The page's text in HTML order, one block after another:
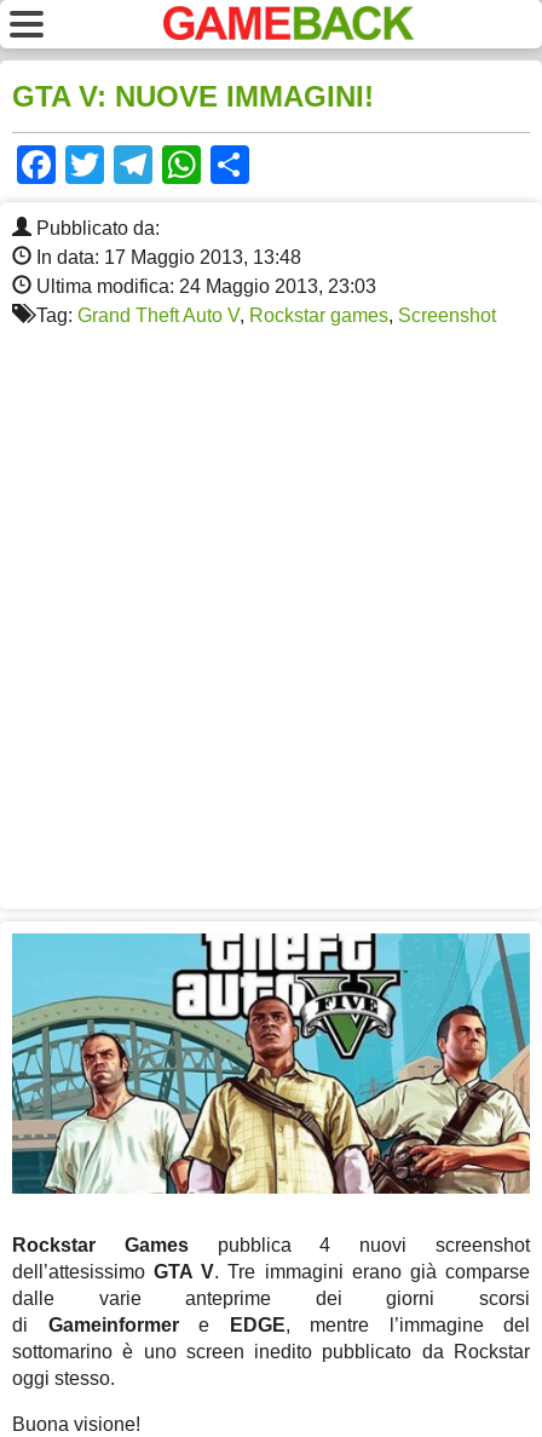
GTA V: NUOVE IMMAGINI!
Facebook
TwitterTelegram
WhatsApp
Pubblicato da:
In data: 17 Maggio 2013, 13:48
Ultima modifica: 24 Maggio 2013, 23:03
Tag: Grand Theft Auto V, Rockstar games, Screenshot
Rockstar Games pubblica 4 nuovi screenshot
dell’attesissimoGTA V. Tre immagini erano già comparse
dalle varie anteprime dei giorni scorsi
di Gameinformer e EDGE, mentre l’immagine del
sottomarino è uno screen inedito pubblicato da Rockstar
oggi stesso.
Buona visione!